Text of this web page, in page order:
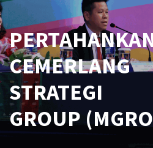
STRATEGI
GROUP